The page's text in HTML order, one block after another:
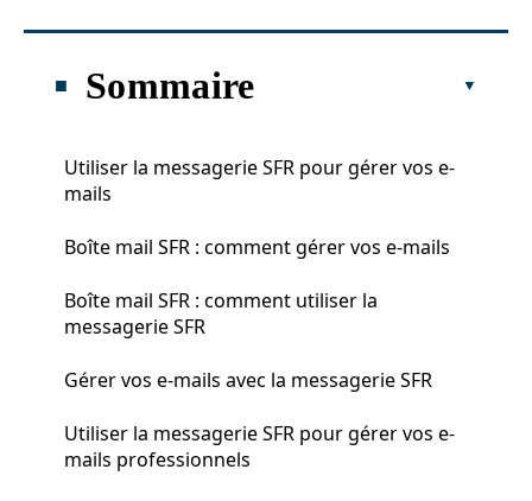
Sommaire
Utiliser la messagerie SFR pour gérer vos e-
mails
Boîte mail SFR : comment gérer vos e-mails
Boîte mail SFR : comment utiliser la
messagerie SFR
Gérer vos e-mails avec la messagerie SFR
Utiliser la messagerie SFR pour gérer vos e-
mails professionnels